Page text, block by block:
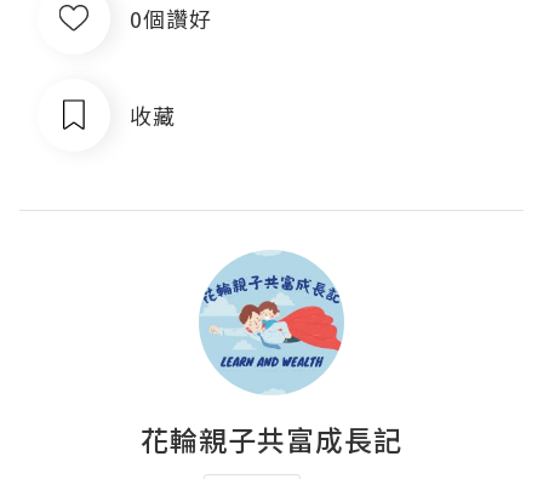
0個讚好
收藏
花輪親子共富成長記